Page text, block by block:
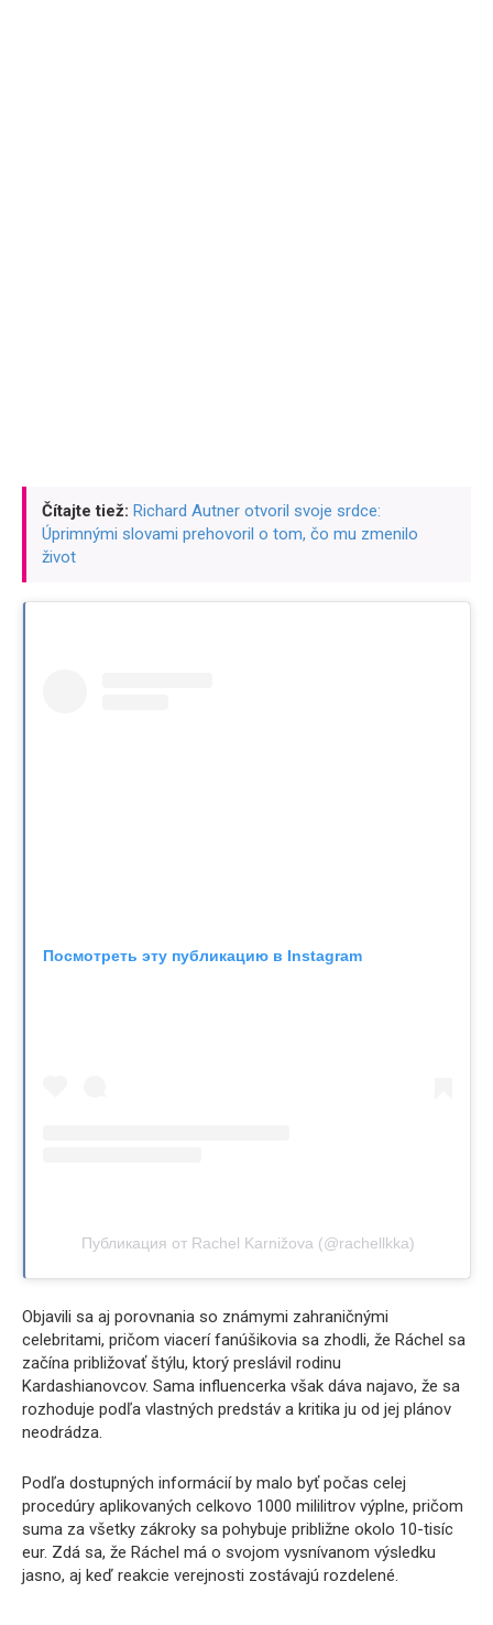
Čítajte tiež: Richard Autner otvoril svoje srdce:
Úprimnými slovami prehovoril o tom, čo mu zmenilo
život
Посмотреть эту публикацию в Instagram
Публикация от Rachel Karnižova (@rachellkka)
Objavili sa aj porovnania so známymi zahraničnými
celebritami, pričom viacerí fanúšikovia sa zhodli, že Ráchel sa
začína približovať štýlu, ktorý preslávil rodinu
Kardashianovcov. Sama influencerka však dáva najavo, že sa
rozhoduje podľa vlastných predstáv a kritika ju od jej plánov
neodrádza.
Podľa dostupných informácií by malo byť počas celej
procedúry aplikovaných celkovo 1000 mililitrov výplne, pričom
suma za všetky zákroky sa pohybuje približne okolo 10-tisíc
eur. Zdá sa, že Ráchel má o svojom vysnívanom výsledku
jasno, aj keď reakcie verejnosti zostávajú rozdelené.